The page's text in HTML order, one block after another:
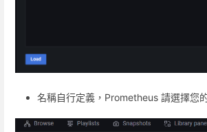
名稱自行定義，Prometheus 請選擇您